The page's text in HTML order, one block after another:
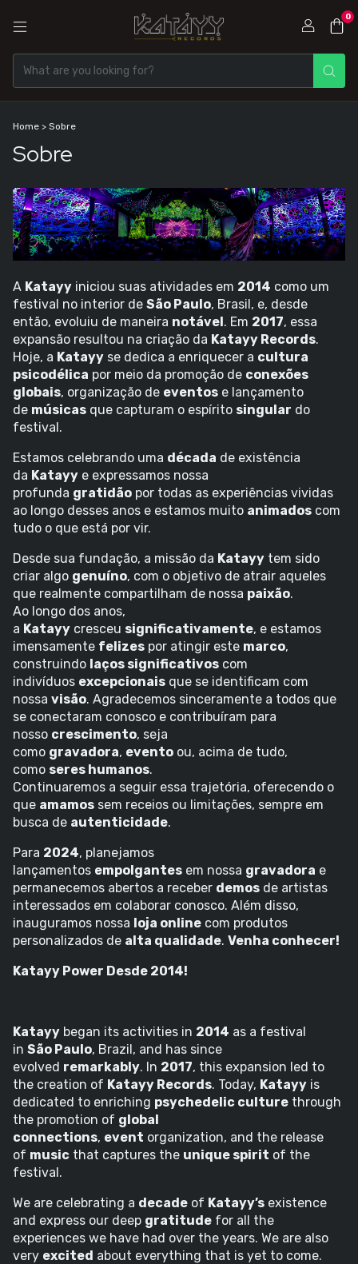
0
Home > Sobre
Sobre
A Katayy iniciou suas atividades em 2014 como um
festival no interior de São Paulo, Brasil, e, desde
então, evoluiu de maneira notável. Em 2017, essa
expansão resultou na criação da Katayy Records.
Hoje, a Katayy se dedica a enriquecer a cultura
psicodélica por meio da promoção de conexões
globais, organização de eventos e lançamento
de músicas que capturam o espírito singular do
festival.
Estamos celebrando uma década de existência
da Katayy e expressamos nossa
profunda gratidão por todas as experiências vividas
ao longo desses anos e estamos muito animados com
tudo o que está por vir.
Desde sua fundação, a missão da Katayy tem sido
criar algo genuíno, com o objetivo de atrair aqueles
que realmente compartilham de nossa paixão.
Ao longo dos anos,
a Katayy cresceu significativamente, e estamos
imensamente felizes por atingir este marco,
construindo laços significativos com
indivíduos excepcionais que se identificam com
nossa visão. Agradecemos sinceramente a todos que
se conectaram conosco e contribuíram para
nosso crescimento, seja
como gravadora, evento ou, acima de tudo,
como seres humanos.
Continuaremos a seguir essa trajetória, oferecendo o
que amamos sem receios ou limitações, sempre em
busca de autenticidade.
Para 2024, planejamos
lançamentos empolgantes em nossa gravadora e
permanecemos abertos a receber demos de artistas
interessados em colaborar conosco. Além disso,
inauguramos nossa loja online com produtos
personalizados de alta qualidade. Venha conhecer!
Katayy Power Desde 2014!
Katayy began its activities in 2014 as a festival
in São Paulo, Brazil, and has since
evolved remarkably. In 2017, this expansion led to
the creation of Katayy Records. Today, Katayy is
dedicated to enriching psychedelic culture through
the promotion of global
connections, event organization, and the release
of music that captures the unique spirit of the
festival.
We are celebrating a decade of Katayy’s existence
and express our deep gratitude for all the
experiences we have had over the years. We are also
very excited about everything that is yet to come.